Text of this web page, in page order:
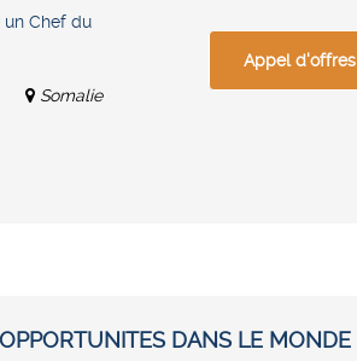
un Chef du
Somalie
Appel d'offres
DANS LE MONDE